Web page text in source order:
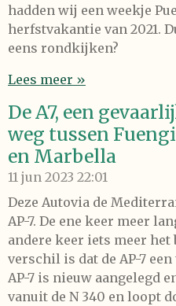
hadden wij een weekje
herfstvakantie van 2021.
eens rondkijken?
Lees meer »
De A7, een
weg tussen
en Marbella
11 jun 2023 22:01
Deze Autovia de
AP-7. De ene keer meer
andere keer iets meer
verschil is dat de AP-7
AP-7 is nieuw aangelegd
vanuit de N 340 en loopt